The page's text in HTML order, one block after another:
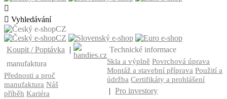

 Vyhledávání
CZ
CZ
Koupit / Poptávka
|
manufaktura
Přednosti a proč
manufaktura Náš
příběh Kariéra
Technické informace
Skla a výplně Povrchová úprava
Montáž a stavební příprava Použití a
údržba Certifikáty a prohlášení
| Pro investory